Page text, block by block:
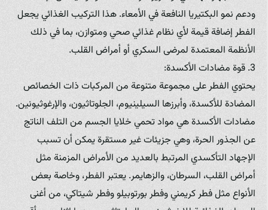
ودعم نمو البكتيريا النافعة في الأمعاء. هذا التركيب الغذائي يجعل
الفطر إضافة قيمة لأي نظام غذائي صحي ومتوازن، بما في ذلك
الأنظمة المعتمدة لمرضى السكري أو أمراض القلب.
3. قوة مضادات الأكسدة:
يحتوي الفطر على مجموعة متنوعة من المركبات ذات الخصائص
المضادة للأكسدة، وأبرزها السيلينيوم، الجلوتاثيون، والإرغوثيونين.
مضادات الأكسدة هي مواد تحمي خلايا الجسم من التلف الناتج
عن الجذور الحرة، وهي جزيئات غير مستقرة يمكن أن تسبب
الإجهاد التأكسدي المرتبط بالعديد من الأمراض المزمنة مثل
أمراض القلب، السرطان، والزهايمر. يعتبر الفطر، وخاصة بعض
الأنواع مثل فطر كريمني وفطر بورتوبيلو وفطر شيتاكي، من أغنى